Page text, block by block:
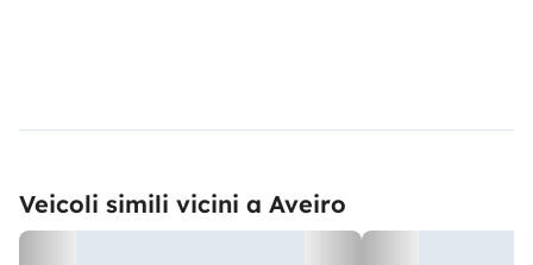
Veicoli simili vicini a Aveiro